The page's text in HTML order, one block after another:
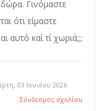
Γινόμαστε
ότι είμαστε
αυτό καί τί χωριά;;;
03 Ιουνίου 2026
Σύνδεσμος σχολίου